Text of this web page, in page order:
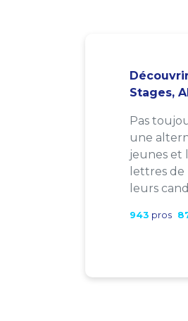
Stages,
Pas
une
jeunes et
lettres de
leurs
943 pros